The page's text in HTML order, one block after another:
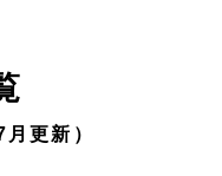
更新）